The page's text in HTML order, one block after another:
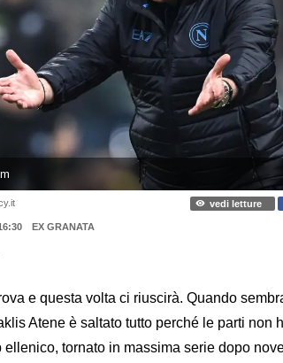
vedi letture
EX GRANATA
e questa volta ci riuscirà. Quando
Atene è saltato tutto perché le parti non
tornato in massima serie dopo